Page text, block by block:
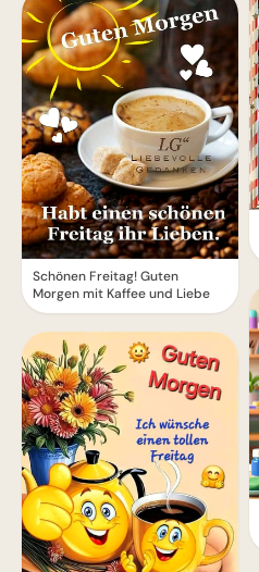
Schönen Freitag! Guten
Morgen mit Kaffee und Liebe